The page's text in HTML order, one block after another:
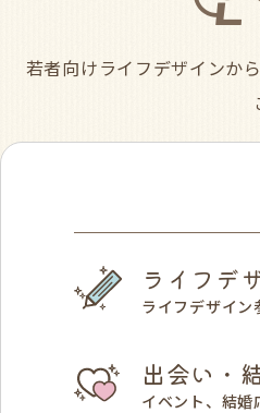
若者向けライフデザインか
ライフデ
ライフデザイン
出会い・
イベント、結婚